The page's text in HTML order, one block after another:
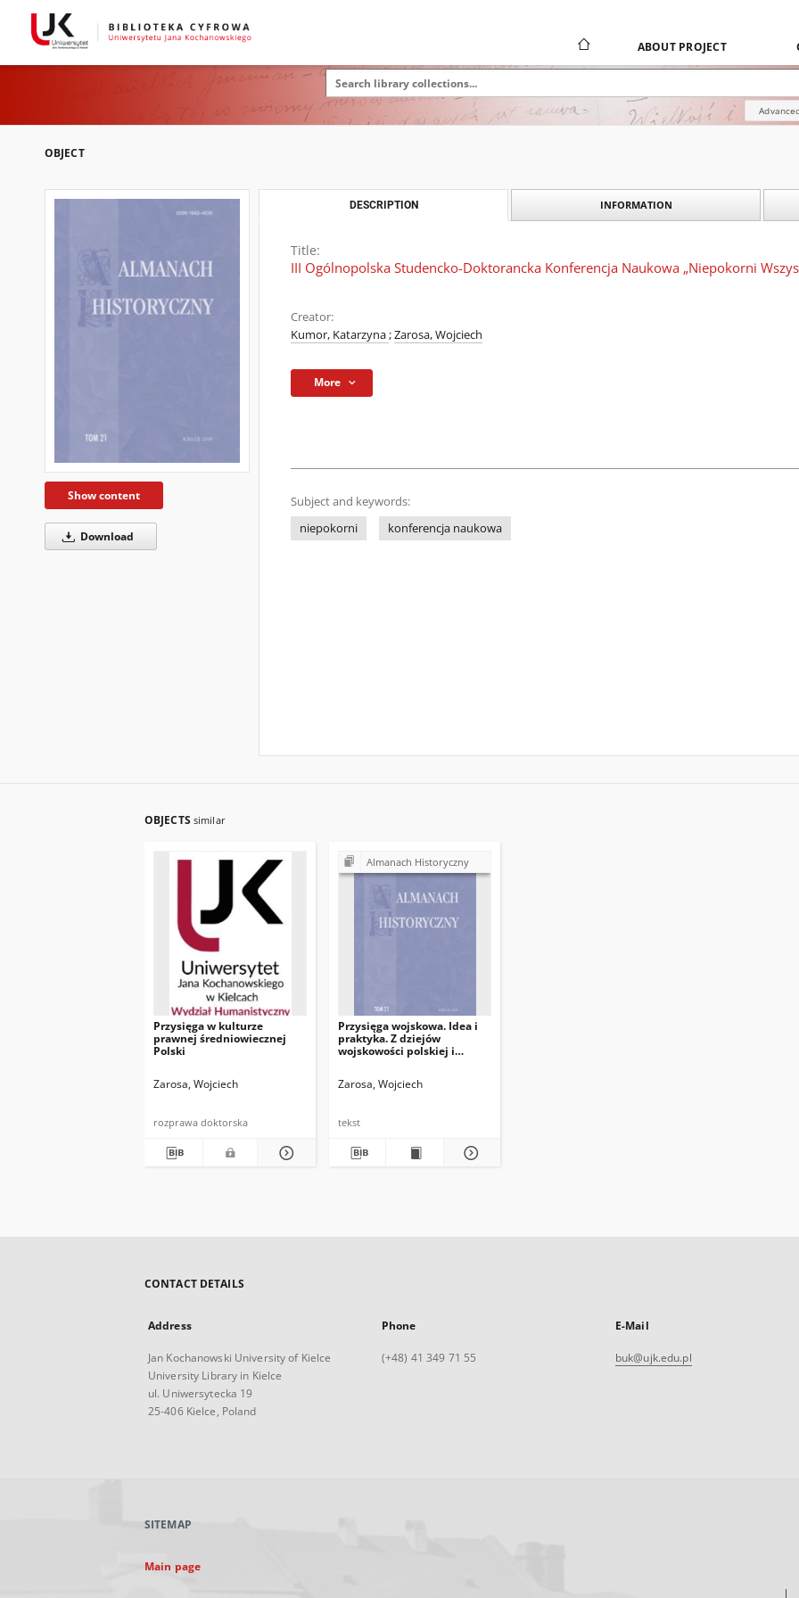
ABOUT PROJECT
OBJECT
Show content
Download
DESCRIPTION INFORMATION
Title:
III Ogólnopolska Studencko-Doktorancka Konferencja Naukowa „Niepokorni
Creator:
Kumor, Katarzyna;Zarosa, Wojciech
More
Subject and keywords:
niepokorni
konferencja naukowa
OBJECTS similar
Przysięga w kulturze
prawnej średniowiecznej
Polski
Zarosa, Wojciech
rozprawa doktorska
Almanach Historyczny
Przysięga wojskowa. Idea i
praktyka. Z dziejów
wojskowości polskiej i
Oświęcim 2016, ss. 208
Zarosa, Wojciech
tekst
CONTACT DETAILS
Address
Jan Kochanowski University of Kielce
University Library in Kielce
ul. Uniwersytecka 19
25-406 Kielce, Poland
Phone
(+48) 41 349 71 55
E-Mail
buk@ujk.edu.pl
SITEMAP
Main page